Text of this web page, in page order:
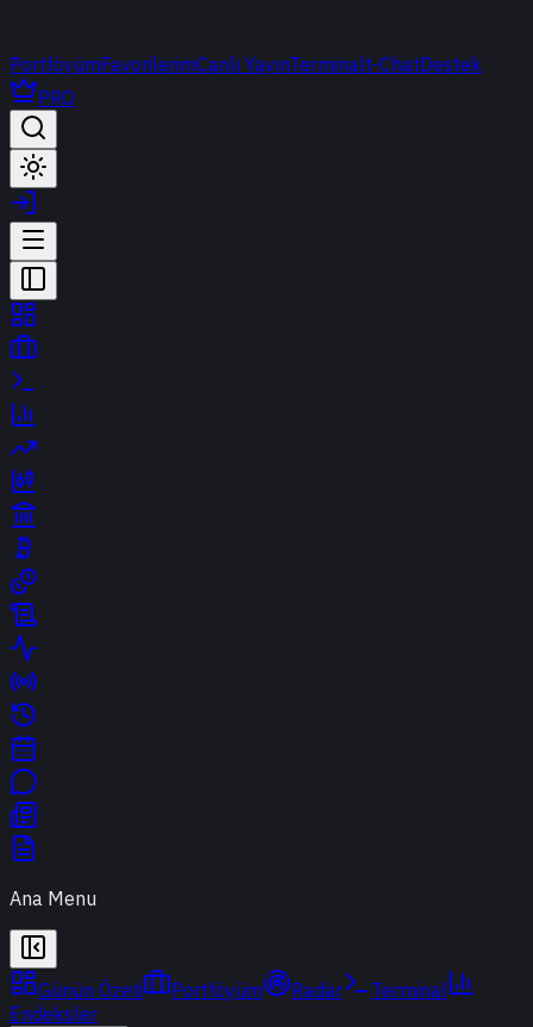
PortföyümFavorilerimCanlı YayınTerminalt-ChatDestek
PRO
Ana Menu
Günün Özeti Portföyüm Radar
Terminal
Endeksler